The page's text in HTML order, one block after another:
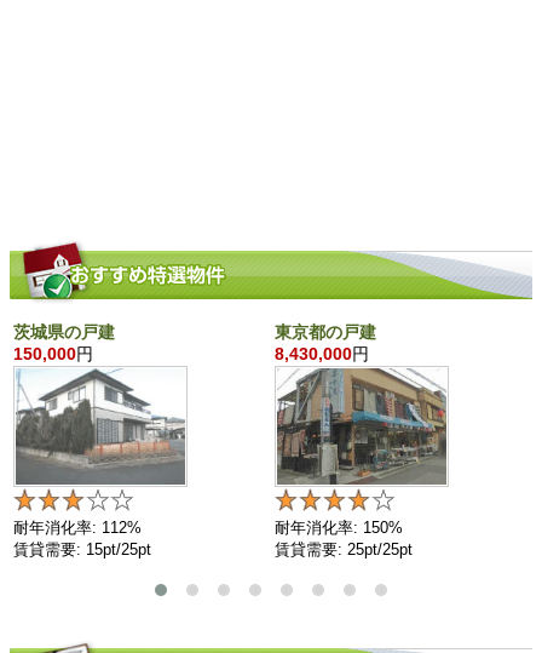
茨城県の戸建
150,000円
耐年消化率: 112%
賃貸需要: 15pt/25pt
東京都の戸建
8,430,000円
耐年消化率: 150%
賃貸需要: 25pt/25pt